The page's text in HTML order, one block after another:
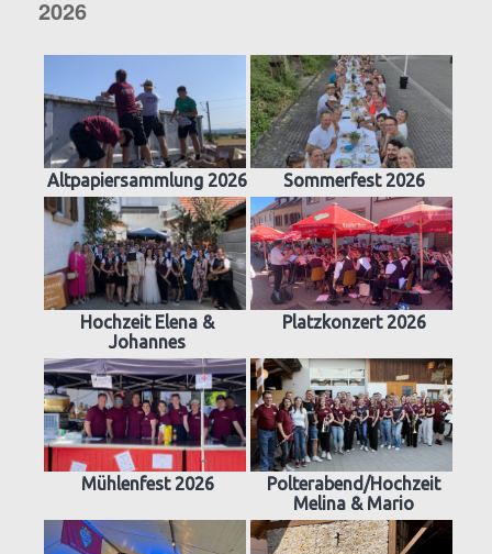
2026
Altpapiersammlung 2026 Sommerfest 2026
Hochzeit Elena &
Johannes
Platzkonzert 2026
Mühlenfest 2026
Polterabend/Hochzeit
Melina & Mario